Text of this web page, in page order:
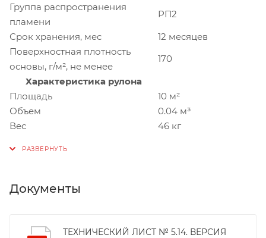
Группа распространения
пламени
РП2
Срок хранения, мес
12 месяцев
Поверхностная плотность
основы, г/м², не менее
170
Характеристика рулона
Площадь
10 м²
Объем
0.04 м³
Вес
46 кг
Документы
ТЕХНИЧЕСКИЙ ЛИСТ № 5.14. ВЕРСИЯ